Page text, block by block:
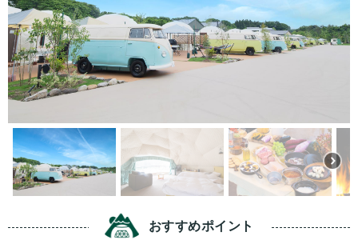
おすすめポイント